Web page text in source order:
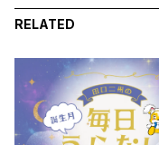
RELATED